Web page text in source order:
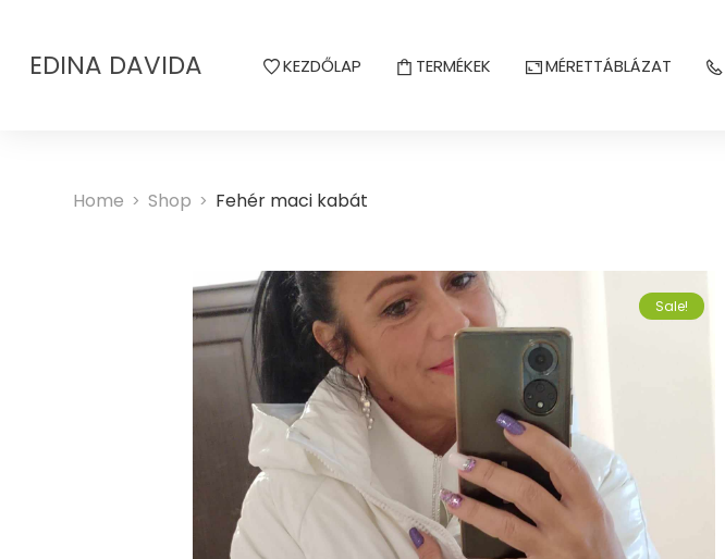
EDINA DAVIDA KEZDŐLAP TERMÉKEK MÉRETTÁBLÁZAT
Home > Shop > Fehér maci kabát
Sale!